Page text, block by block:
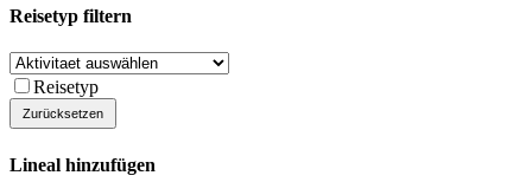
Reisetyp filtern
Reisetyp
Lineal hinzufügen